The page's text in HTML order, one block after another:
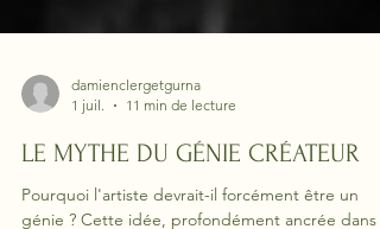
damienclergetgurna
1 juil.
11 min de lecture
LE MYTHE DU GÉNIE CRÉATEUR